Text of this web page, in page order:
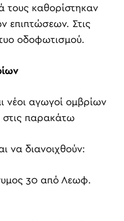
τους καθορίστηκαν
επιπτώσεων. Στις
οδοφωτισμού.
νέοι αγωγοί ομβρίων
στις παρακάτω
να διανοιχθούν:
30 από Λεωφ.